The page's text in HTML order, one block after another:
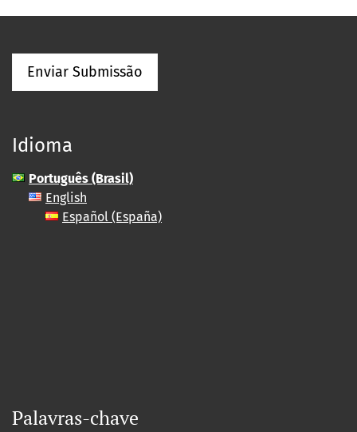
Enviar Submissão
Idioma
Português (Brasil)
English
Español (España)
Palavras-chave